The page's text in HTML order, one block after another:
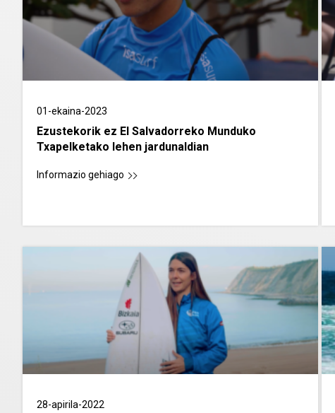
01-ekaina-2023
Ezustekorik ez El Salvadorreko Munduko
Txapelketako lehen jardunaldian
Informazio gehiago
28-apirila-2022